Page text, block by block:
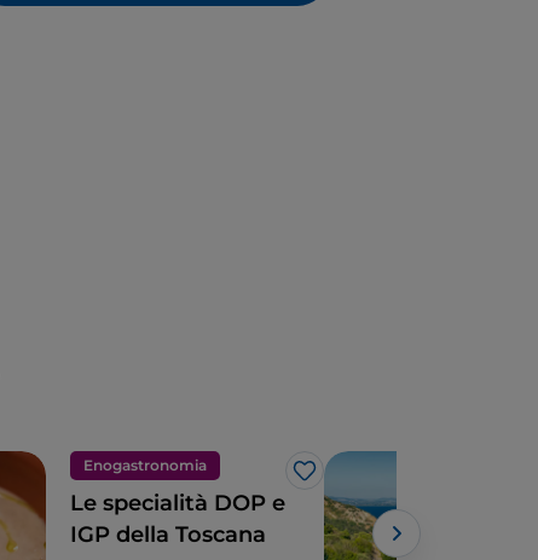
Enogastronomia
Like
Le specialità DOP e
IGP della Toscana